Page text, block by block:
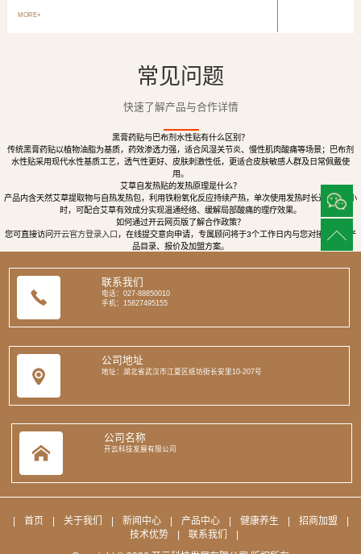
MORE+
常见问题
快速了解产品与合作详情
黑膏药贴与巴布剂水性贴有什么区别？
传统黑膏药贴以植物油脂为基质，药效渗透力强，适合风湿关节炎、慢性肌肉酸痛等场景；巴布剂
水性贴采用现代水性基质工艺，透气性更好、皮肤刺激性低，更适合皮肤敏感人群及日常佩戴使
用。
艾草自发热贴的发热原理是什么？
产品内含天然艾草提取物与自热发热包，利用铁粉氧化反应持续产热，单次使用发热时长达8至12小
时，可配合艾草有效成分实现温通经络、缓解局部酸痛的理疗效果。
如何通过开云网页版了解合作政策？
您可直接访问 开云官方登录入口，在线提交意向申请，专属顾问将于3个工作日内与您对接，提供产
品目录、报价及加盟方案。
联系我们
电话：027-88850010
手机：15827495155
公司地址
地址：湖北省武汉市江夏区纸坊街长安里10-207号
公司名称
开云科技发展有限公司
首页 关于我们 新闻中心 产品中心 健康养生 招商加盟
技术优势
联系我们